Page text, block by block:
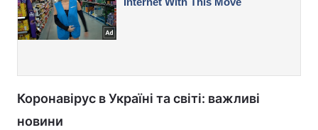
Коронавірус в Україні та світі: важливі
новини